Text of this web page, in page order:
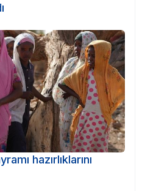
hazırlıklarını